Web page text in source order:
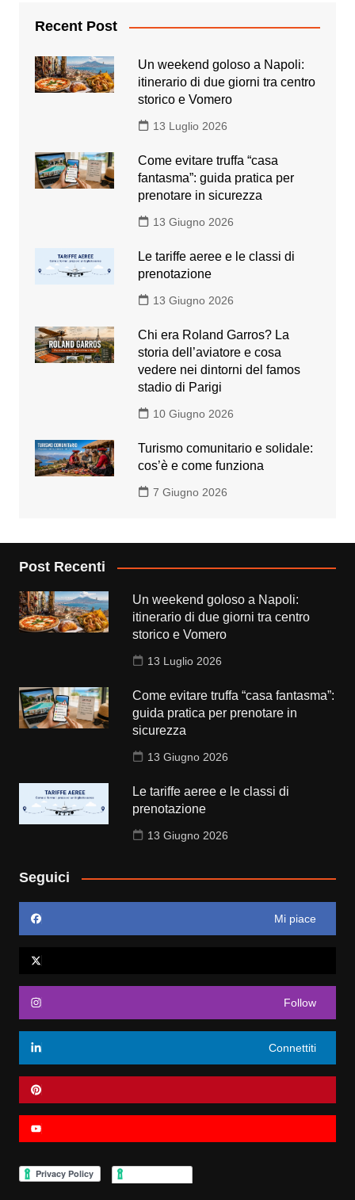
Recent Post
Un weekend goloso a Napoli:
itinerario di due giorni tra centro
storico e Vomero
13 Luglio 2026
Come evitare truffa “casa
fantasma”: guida pratica per
prenotare in sicurezza
13 Giugno 2026
Le tariffe aeree e le classi di
prenotazione
13 Giugno 2026
Chi era Roland Garros? La
storia dell’aviatore e cosa
vedere nei dintorni del famos
stadio di Parigi
10 Giugno 2026
Turismo comunitario e solidale:
cos’è e come funziona
7 Giugno 2026
Post Recenti
Un weekend goloso a Napoli:
itinerario di due giorni tra centro
storico e Vomero
13 Luglio 2026
Come evitare truffa “casa fantasma”:
guida pratica per prenotare in
sicurezza
13 Giugno 2026
Le tariffe aeree e le classi di
prenotazione
13 Giugno 2026
Seguici
Mi piace
Follow
Connettiti